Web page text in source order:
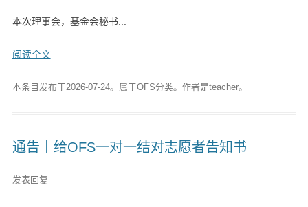
本次理事会，基金会秘书...
阅读全文
本条目发布于2026-07-24。属于OFS分类。 作者是teacher。
通告丨给OFS一对一结对志愿者告知书
发表回复